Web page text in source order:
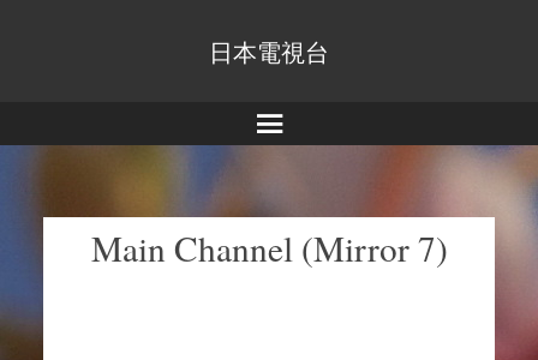
日本電視台
Menu
Main Channel (Mirror 7)